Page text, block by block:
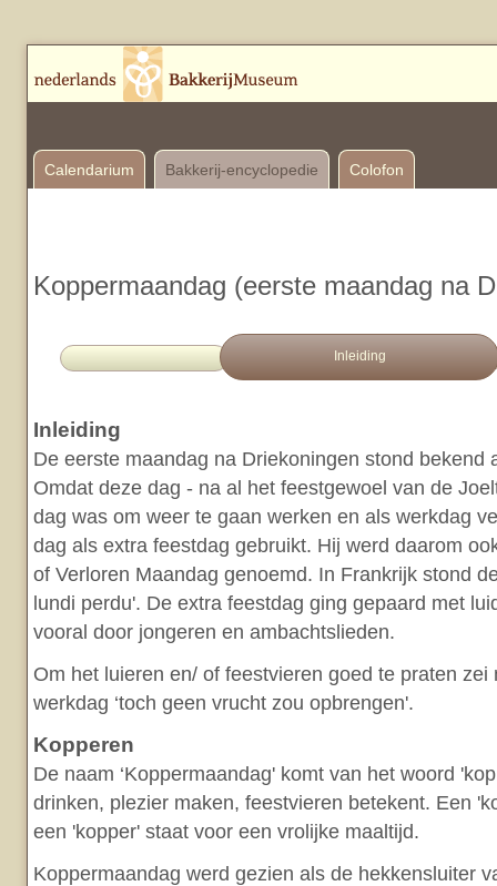
Calendarium Bakkerij-encyclopedie Colofon
Koppermaandag (eerste maandag na
Inleiding
Inleiding
De eerste maandag na Driekoningen stond bekend
Omdat deze dag - na al het feestgewoel van de
dag was om weer te gaan werken en als werkdag
dag als extra feestdag gebruikt. Hij werd daarom
of Verloren Maandag genoemd. In Frankrijk stond
lundi perdu'. De extra feestdag ging gepaard met
vooral door jongeren en ambachtslieden.
Om het luieren en/ of feestvieren goed te praten zei
werkdag ‘toch geen vrucht zou opbrengen'.
Kopperen
De naam ‘Koppermaandag' komt van het woord
drinken, plezier maken, feestvieren betekent. Een
een 'kopper' staat voor een vrolijke maaltijd.
Koppermaandag werd gezien als de hekkensluiter